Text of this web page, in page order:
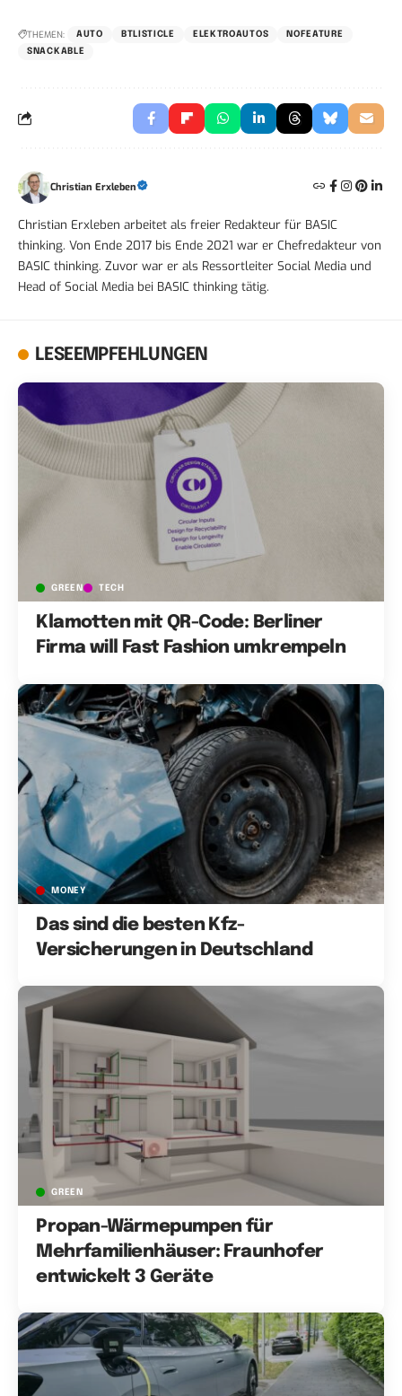
THEMEN: AUTO BTLISTICLE ELEKTROAUTOS
NOFEATURE
SNACKABLE
Christian Erxleben
Christian Erxleben arbeitet als freier Redakteur für BASIC
thinking. Von Ende 2017 bis Ende 2021 war er Chefredakteur von
BASIC thinking. Zuvor war er als Ressortleiter Social Media und
Head of Social Media bei BASIC thinking tätig.
LESEEMPFEHLUNGEN
GREEN TECH
Klamotten mit QR-Code: Berliner
Firma will Fast Fashion umkrempeln
MONEY
Das sind die besten Kfz-
Versicherungen in Deutschland
GREEN
Propan-Wärmepumpen für
Mehrfamilienhäuser: Fraunhofer
entwickelt 3 Geräte